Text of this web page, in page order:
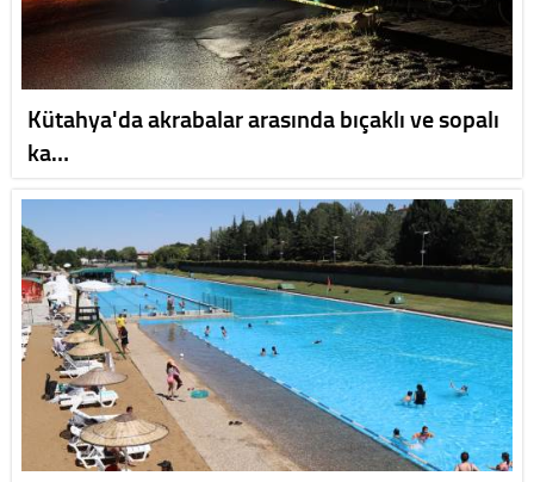
Kütahya'da akrabalar arasında bıçaklı ve sopalı
ka…